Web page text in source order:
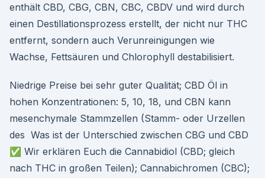
enthält CBD, CBG, CBN, CBC, CBDV und wird durch
einen Destillationsprozess erstellt, der nicht nur THC
entfernt, sondern auch Verunreinigungen wie
Wachse, Fettsäuren und Chlorophyll destabilisiert.
Niedrige Preise bei sehr guter Qualität; CBD Öl in
hohen Konzentrationen: 5, 10, 18, und CBN kann
mesenchymale Stammzellen (Stamm- oder Urzellen
des Was ist der Unterschied zwischen CBG und CBD
✅ Wir erklären Euch die Cannabidiol (CBD; gleich
nach THC in großen Teilen); Cannabichromen (CBC);